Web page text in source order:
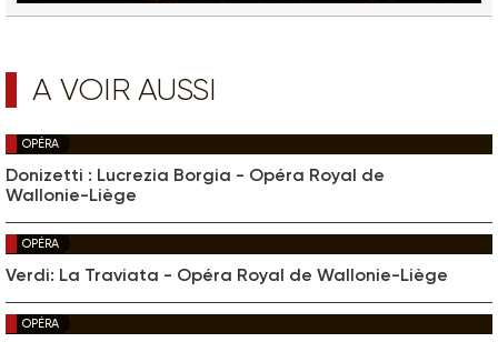
A VOIR AUSSI
OPÉRA
Donizetti : Lucrezia Borgia - Opéra Royal de
Wallonie-Liège
OPÉRA
Verdi: La Traviata - Opéra Royal de Wallonie-Liège
OPÉRA